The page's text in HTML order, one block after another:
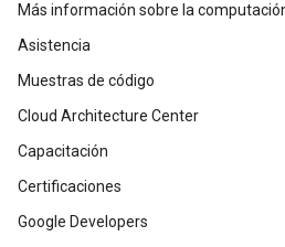
Más información sobre la
Asistencia
Muestras de código
Cloud Architecture Center
Capacitación
Certificaciones
Google Developers